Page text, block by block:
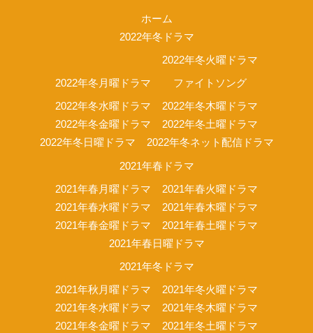
ホーム
2022年冬ドラマ
2022年冬月曜ドラマ
2022年冬火曜ドラマ
ファイトソング
2022年冬水曜ドラマ
2022年冬木曜ドラマ
2022年冬金曜ドラマ
2022年冬土曜ドラマ
2022年冬日曜ドラマ
2022年冬ネット配信ドラマ
2021年春ドラマ
2021年春月曜ドラマ
2021年春火曜ドラマ
2021年春水曜ドラマ
2021年春木曜ドラマ
2021年春金曜ドラマ
2021年春土曜ドラマ
2021年春日曜ドラマ
2021年冬ドラマ
2021年秋月曜ドラマ
2021年冬火曜ドラマ
2021年冬水曜ドラマ
2021年冬木曜ドラマ
2021年冬金曜ドラマ
2021年冬土曜ドラマ